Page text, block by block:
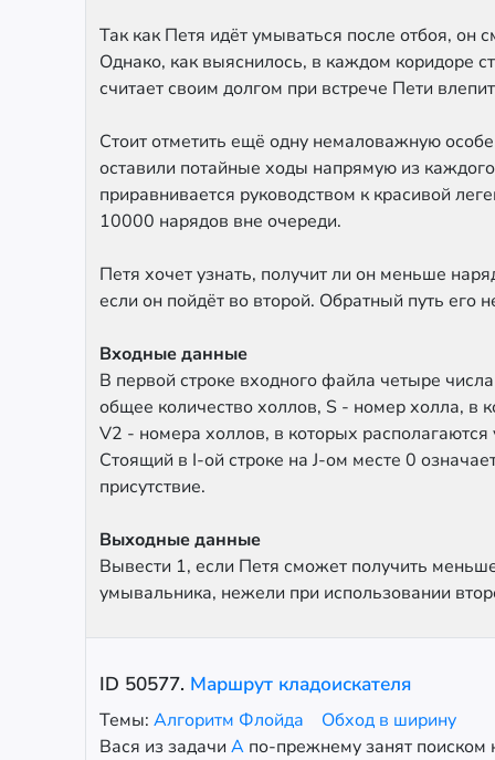
Так как Петя идёт умываться после отбоя, он
Однако, как выяснилось, в каждом коридоре
считает своим долгом при встрече Пети
Стоит отметить ещё одну немаловажную
оставили потайные ходы напрямую из
приравнивается руководством к красивой
10000 нарядов вне очереди.
Петя хочет узнать, получит ли он меньше
если он пойдёт во второй. Обратный путь его
Входные данные
В первой строке входного файла четыре
общее количество холлов, S - номер холла, в
V2 - номера холлов, в которых
Стоящий в I-ой строке на J-ом месте 0
присутствие.
Выходные данные
Вывести 1, если Петя сможет получить
умывальника, нежели при использовании
ID 50577. Маршрут кладоискателя
Темы: Алгоритм Флойда
Обход в ширину
Вася из задачи A по-прежнему занят поиском